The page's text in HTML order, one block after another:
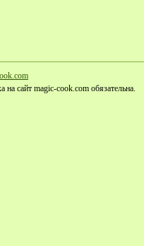
на сайт magic-cook.com обязательна.